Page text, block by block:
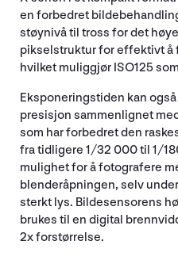
en forbedret
støynivå til tross for det
pikselstruktur for effektivt å
hvilket muliggjør ISO125
Eksponeringstiden kan
presisjon sammenlignet
som har forbedret den
fra tidligere 1/32 000 til 1/
mulighet for å fotografere
blenderåpningen, selv
sterkt lys. Bildesensorens
brukes til en digital
2x forstørrelse.